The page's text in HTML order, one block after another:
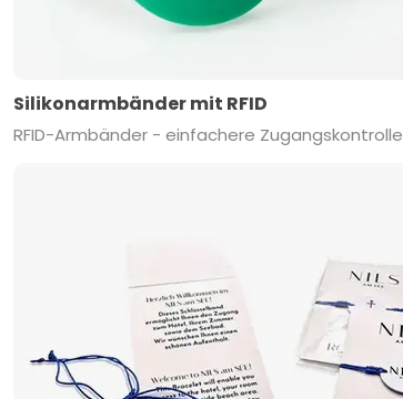
Silikonarmbänder mit RFID
RFID-Armbänder - einfachere Zugangskontrolle